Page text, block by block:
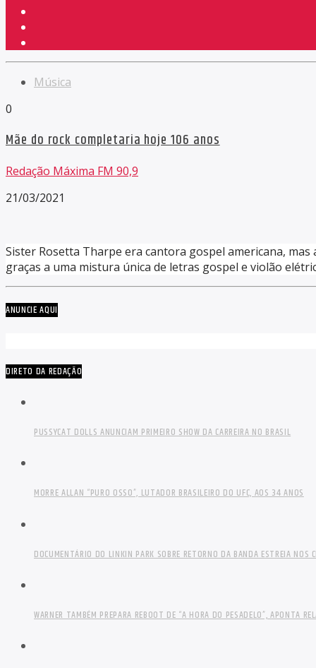
Música
0
Mãe do rock completaria hoje 106 anos
Redação Máxima FM 90,9
21/03/2021
Sister Rosetta Tharpe era cantora gospel americana, mas
graças a uma mistura única de letras gospel e violão
ANUNCIE AQUI
DIRETO DA REDAÇÃO
PUSSYCAT DOLLS ANUNCIAM PRIMEIRO SHOW DA CARREIRA NO BRASIL
MORRE ALLAN “PURO OSSO”, LUTADOR BRASILEIRO DO UFC, AOS 34 ANOS
DOCUMENTÁRIO DO LINKIN PARK SOBRE RETORNO DA BANDA ESTREIA NOS
WARNER TAMBÉM PREPARA REBOOT DE “A HORA DO PESADELO”, APONTA